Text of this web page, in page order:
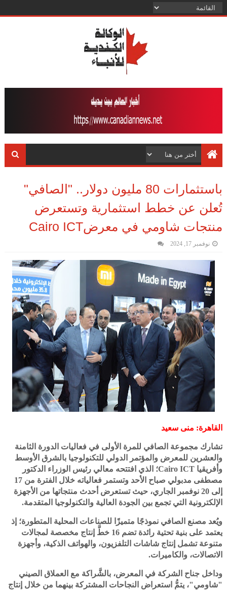
باستثمارات 80 مليون دولار.. "الصافي"
تُعلن عن خطط استثمارية وتستعرض
منتجات شاومي في معرضCairo ICT
نوفمبر 17, 2024
القاهرة: منى سعيد
تشارك مجموعة الصافي للمرة الأولى في فعاليات الدورة الثامنة
والعشرين للمعرض والمؤتمر الدولي للتكنولوجيا بالشرق الأوسط
وأفريقيا Cairo ICT؛ الذي افتتحه معالي رئيس الوزراء الدكتور
مصطفى مدبولي صباح الأحد وتستمر فعالياته خلال الفترة من 17
إلى 20 نوفمبر الجاري، حيث تستعرض أحدث منتجاتها من الأجهزة
الإلكترونية التي تجمع بين الجودة العالية والتكنولوجيا المتقدمة.
ويُعد مصنع الصافي نموذجًا متميزًا للصناعات المحلية المتطورة؛ إذ
يعتمد على بنية تحتية رائدة تضم 16 خطَّ إنتاج مخصصة لمجالات
متنوعة تشمل إنتاج شاشات التلفزيون، والهواتف الذكية، وأجهزة
الاتصالات، والكاميرات.
وداخل جناح الشركة في المعرض، بالشَّراكة مع العملاق الصيني
"شاومي"، يتمُّ استعراض النجاحات المشتركة بينهما من خلال إنتاج